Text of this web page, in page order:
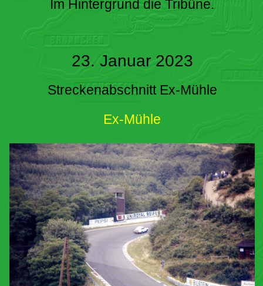
Im Hintergrund die Tribüne.
23. Januar 2023
Streckenabschnitt Ex-Mühle
Ex-Mühle